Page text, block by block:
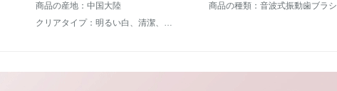
商品の産地：中国大陸
商品の種類：音波式振動歯ブラシ
クリアタイプ：明るい白、清潔、敏感